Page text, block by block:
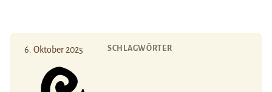
6. Oktober 2025 SCHLAGWÖRTER